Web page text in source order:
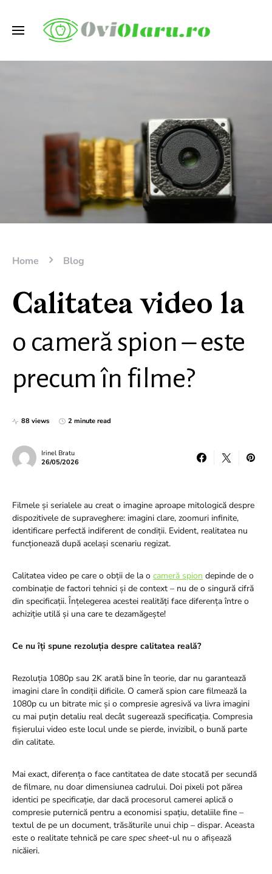
Home Blog
Calitatea video la
o cameră spion – este
precum în filme?
88 views 2 minute read
Irinel Bratu
26/05/2026
Filmele și serialele au creat o imagine aproape mitologică despre
dispozitivele de supraveghere: imagini clare, zoomuri infinite,
identificare perfectă indiferent de condiții. Evident, realitatea nu
funcționează după același scenariu regizat.
Calitatea video pe care o obții de la o cameră spion depinde de o
combinație de factori tehnici și de context – nu de o singură cifră
din specificații. Înțelegerea acestei realități face diferența între o
achiziție utilă și una care te dezamăgește!
Ce nu îți spune rezoluția despre calitatea reală?
Rezoluția 1080p sau 2K arată bine în teorie, dar nu garantează
imagini clare în condiții dificile. O cameră spion care filmează la
1080p cu un bitrate mic și o compresie agresivă va livra imagini
cu mai puțin detaliu real decât sugerează specificația. Compresia
fișierului video este locul unde se pierde, invizibil, o bună parte
din calitate.
Mai exact, diferența o face cantitatea de date stocată per secundă
de filmare, nu doar dimensiunea cadrului. Doi pixeli pot părea
identici pe specificație, dar dacă procesorul camerei aplică o
compresie puternică pentru a economisi spațiu, detaliile fine –
textul de pe un document, trăsăturile unui chip – dispar. Aceasta
este o realitate tehnică pe care spec sheet-ul nu o afișează
nicăieri.